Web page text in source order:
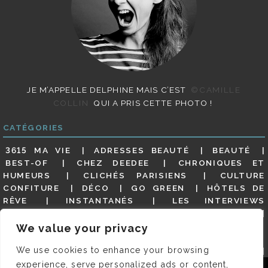
We value your privacy
We use cookies to enhance your browsing
experience, serve personalized ads or content,
JE M’APPELLE DELPHINE MAIS C’EST
©CAMILLE
COLLIN
QUI A PRIS CETTE PHOTO !
CATÉGORIES
3615 MA VIE ADRESSES BEAUTÉ
BEAUTÉ
BEST-OF
CHEZ DEEDEE
CHRONIQUES ET
HUMEURS
CLICHÉS PARISIENS
CULTURE
CONFITURE
DÉCO GO GREEN
HÔTELS DE
RÊVE
INSTANTANÉS
LES INTERVIEWS
MES ADRESSES
MODE NON CLASSÉ
GUIDE
PARIS EN PHOTOS
RESTAURANTS
REVUE DE PRESSE DÉTAILLÉE, SIOU PLAIT